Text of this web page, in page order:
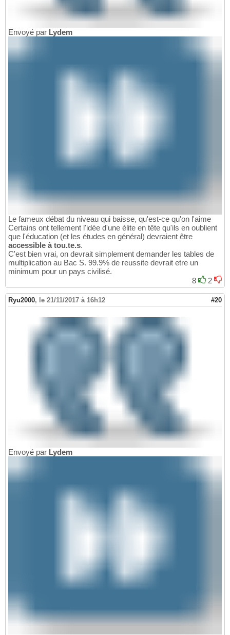
Envoyé par Lydem
Le fameux débat du niveau qui baisse, qu'est-ce qu'on l'aime
Certains ont tellement l'idée d'une élite en tête qu'ils en oublient
que l'éducation (et les études en général) devraient être
accessible à tou.te.s.
C'est bien vrai, on devrait simplement demander les tables de
multiplication au Bac S. 99.9% de reussite devrait etre un
minimum pour un pays civilisé.
8
2
Ryu2000, le 21/11/2017 à 16h12 #20
Envoyé par Lydem